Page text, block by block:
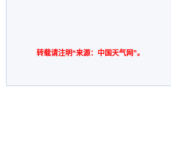
转载请注明“来源：中国天气网”。